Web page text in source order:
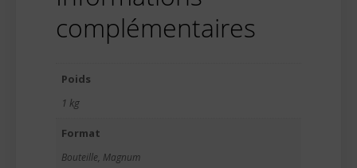
complémentaires
Poids
1 kg
Format
Bouteille, Magnum